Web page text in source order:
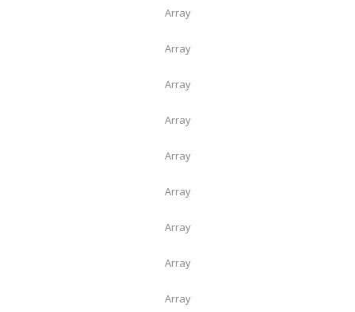
Array
Array
Array
Array
Array
Array
Array
Array
Array